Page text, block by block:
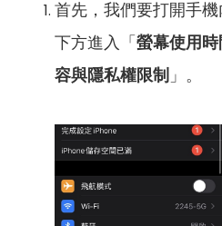
首先，我們要打開手機
下方進入「 螢幕使用時
容與隱私權限制 」。